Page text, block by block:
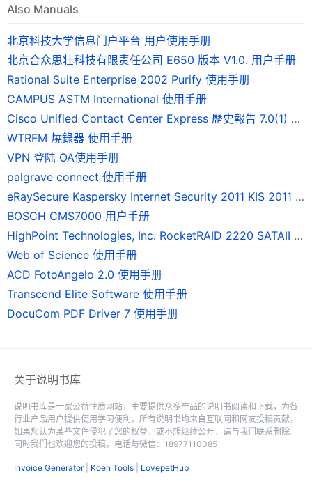
Also Manuals
北京科技大学信息门户平台 用户使用手册
北京合众思壮科技有限责任公司 E650 版本 V1.0. 用户手册
Rational Suite Enterprise 2002 Purify 使用手册
CAMPUS ASTM International 使用手册
Cisco Unified Contact Center Express 歷史報告 7.0(1) 版使用手冊
WTRFM 燒錄器 使用手册
VPN 登陆 OA使用手册
palgrave connect 使用手册
eRaySecure Kaspersky Internet Security 2011 KIS 2011 使用手册
BOSCH CMS7000 用户手册
HighPoint Technologies, Inc. RocketRAID 2220 SATAII 磁碟陣列卡 使用手冊
Web of Science 使用手册
ACD FotoAngelo 2.0 使用手册
Transcend Elite Software 使用手册
DocuCom PDF Driver 7 使用手册
关于说明书库
说明书库是一家公益性质网站，主要提供众多产品的说明书阅读和下载，为各
行业产品用户提供使用学习便利。所有说明书均来自互联网和网友投稿贡献，
如果您认为某些文件侵犯了您的权益，或不想继续公开，请与我们联系删除。
同时我们也欢迎您的投稿。电话与微信：18977110085
Invoice Generator| Koen Tools LovepetHub